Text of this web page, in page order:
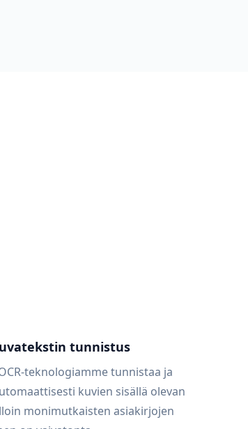
tunnistus
teknologiamme tunnistaa ja
kuvien sisällä olevan
monimutkaisten asiakirjojen